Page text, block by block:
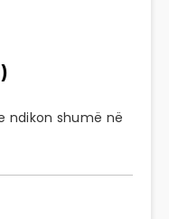
ndikon shumë në